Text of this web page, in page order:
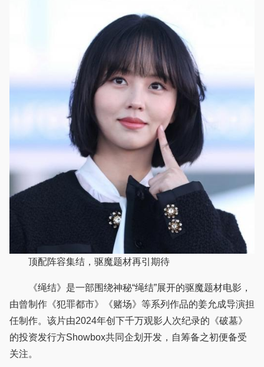
顶配阵容集结，驱魔题材再引期待
《绳结》是一部围绕神秘“绳结”展开的驱魔题材电影，
由曾制作《犯罪都市》《赌场》等系列作品的姜允成导演担
任制作。该片由2024年创下千万观影人次纪录的《破墓》
的投资发行方Showbox共同企划开发，自筹备之初便备受
关注。